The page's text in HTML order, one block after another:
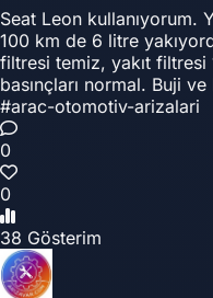
Seat Leon kullanıyorum.
100 km de 6 litre
filtresi temiz, yakıt filtresi
basınçları normal. Buji
#arac-otomotiv-arizalari
0
0
38 Gösterim